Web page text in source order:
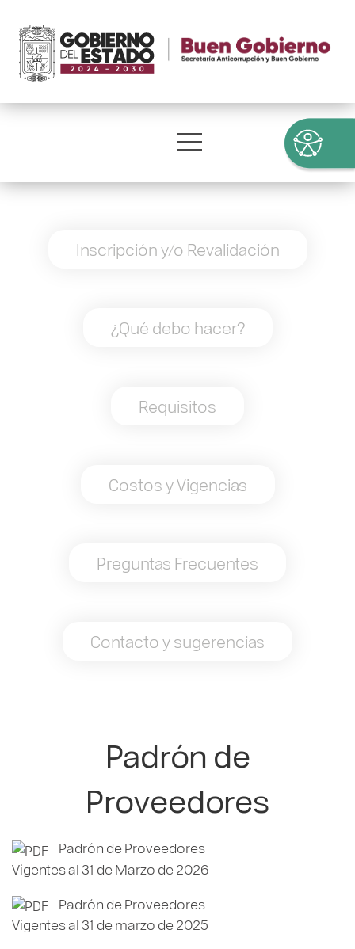
Inscripción y/o Revalidación
¿Qué debo hacer?
Requisitos
Costos y Vigencias
Preguntas Frecuentes
Contacto y sugerencias
Padrón de
Proveedores
Padrón de Proveedores
Vigentes al 31 de Marzo de 2026
Padrón de Proveedores
Vigentes al 31 de marzo de 2025